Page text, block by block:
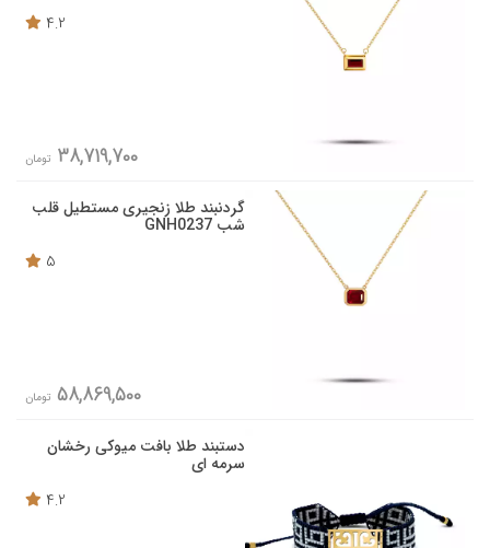
4.2
38,719,700 تومان
گردنبند طلا زنجیری مستطیل قلب
شب GNH0237
5
58,869,500 تومان
دستبند طلا بافت میوکی رخشان
سرمه ای
4.2